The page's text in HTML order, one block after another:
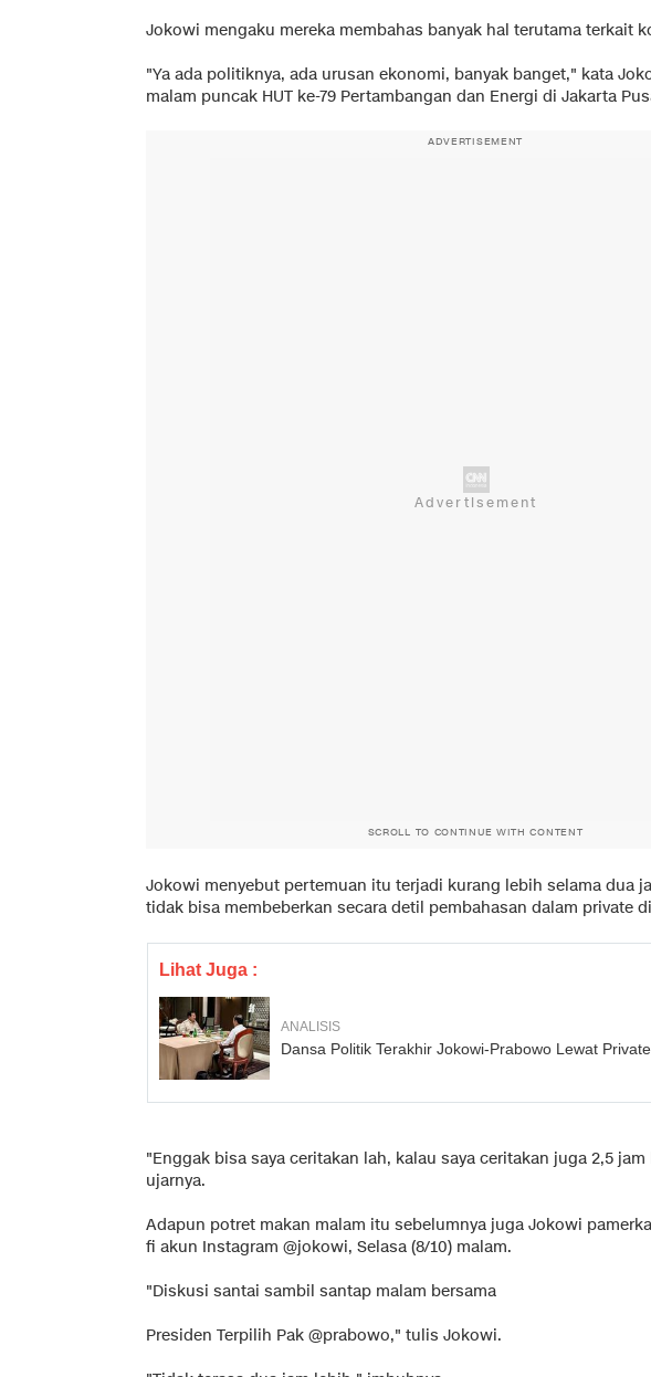
Jokowi mengaku mereka membahas banyak hal terutama terkait
"Ya ada politiknya, ada urusan ekonomi, banyak banget," kata
malam puncak HUT ke-79 Pertambangan dan Energi di Jakarta
ADVERTISEMENT
SCROLL TO CONTINUE WITH CONTENT
Jokowi menyebut pertemuan itu terjadi kurang lebih selama dua
tidak bisa membeberkan secara detil pembahasan dalam private
Lihat Juga :
ANALISIS
Dansa Politik Terakhir Jokowi-Prabowo Lewat
"Enggak bisa saya ceritakan lah, kalau saya ceritakan juga 2,5
ujarnya.
Adapun potret makan malam itu sebelumnya juga Jokowi
fi akun Instagram @jokowi, Selasa (8/10) malam.
"Diskusi santai sambil santap malam bersama
Presiden Terpilih Pak @prabowo," tulis Jokowi.